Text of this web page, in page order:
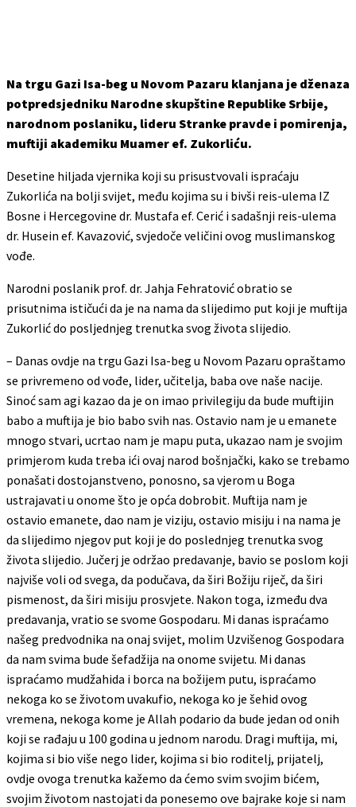
Na trgu Gazi Isa-beg u Novom Pazaru klanjana je dženaza
potpredsjedniku Narodne skupštine Republike Srbije,
narodnom poslaniku, lideru Stranke pravde i pomirenja,
muftiji akademiku Muamer ef. Zukorliću.
Desetine hiljada vjernika koji su prisustvovali ispraćaju
Zukorlića na bolji svijet, među kojima su i bivši reis-ulema IZ
Bosne i Hercegovine dr. Mustafa ef. Cerić i sadašnji reis-ulema
dr. Husein ef. Kavazović, svjedoče veličini ovog muslimanskog
vođe.
Narodni poslanik prof. dr. Jahja Fehratović obratio se
prisutnima ističući da je na nama da slijedimo put koji je muftija
Zukorlić do posljednjeg trenutka svog života slijedio.
– Danas ovdje na trgu Gazi Isa-beg u Novom Pazaru opraštamo
se privremeno od vođe, lider, učitelja, baba ove naše nacije.
Sinoć sam agi kazao da je on imao privilegiju da bude muftijin
babo a muftija je bio babo svih nas. Ostavio nam je u emanete
mnogo stvari, ucrtao nam je mapu puta, ukazao nam je svojim
primjerom kuda treba ići ovaj narod bošnjački, kako se trebamo
ponašati dostojanstveno, ponosno, sa vjerom u Boga
ustrajavati u onome što je opća dobrobit. Muftija nam je
ostavio emanete, dao nam je viziju, ostavio misiju i na nama je
da slijedimo njegov put koji je do poslednjeg trenutka svog
života slijedio. Jučerj je održao predavanje, bavio se poslom koji
najviše voli od svega, da podučava, da širi Božiju riječ, da širi
pismenost, da širi misiju prosvjete. Nakon toga, između dva
predavanja, vratio se svome Gospodaru. Mi danas ispraćamo
našeg predvodnika na onaj svijet, molim Uzvišenog Gospodara
da nam svima bude šefadžija na onome svijetu. Mi danas
ispraćamo mudžahida i borca na božijem putu, ispraćamo
nekoga ko se životom uvakufio, nekoga ko je šehid ovog
vremena, nekoga kome je Allah podario da bude jedan od onih
koji se rađaju u 100 godina u jednom narodu. Dragi muftija, mi,
kojima si bio više nego lider, kojima si bio roditelj, prijatelj,
ovdje ovoga trenutka kažemo da ćemo svim svojim bićem,
svojim životom nastojati da ponesemo ove bajrake koje si nam